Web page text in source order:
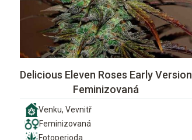
Delicious Eleven Roses Early Version
Feminizovaná
Venku, Vevnitř
Feminizovaná
Fotoperioda